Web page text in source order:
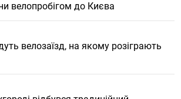
велопробігом до Києва
велозаїзд, на якому розіграють